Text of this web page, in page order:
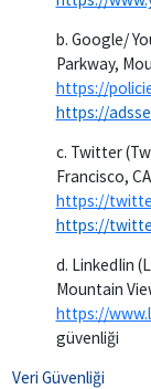
b. Google/
Parkway,
https://
https://
c. Twitter
Francisco,
https://
https://
d. LinkedIin
Mountain
https://
güvenliği
Veri Güvenliği